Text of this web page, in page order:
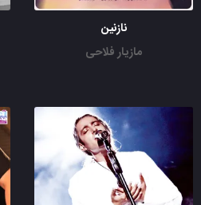
نازنین
مازیار فلاحی